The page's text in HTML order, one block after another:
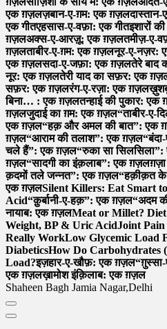
एक ग़ज़लज़बान-ए-ग़म: एक ग़ज़ल
एक गीतएहसास-ए-वफ़ा: एक गीतइशारों
ग़ज़लअक्स-ए-आरज़ू: एक ग़ज़लतमीज़-ए-
ग़ज़लताबीर-ए-ग़म: एक ग़ज़लनूर-ए-नज़र:
एक ग़ज़लसदा-ए-जफ़ा: एक ग़ज़लतेरे बाद
नूर: एक ग़ज़लतेरी याद का सफ़र: एक
सफ़र: एक ग़ज़लरंग-ए-रज़ा: एक ग़ज़ल
बिना… : एक ग़ज़लतन्हाई की पुकार: एक
ग़ज़लजुदाई का ग़म: एक ग़ज़ल“ताबीर-ए-
एक ग़ज़ल“हक़ और अमल की बात”: एक
ग़ज़ल“आराम की तलाश”: एक ग़ज़ल
चले हैं”: एक ग़ज़ल“रुका सा
ग़ज़ल“सादगी का इंक़लाब”: एक ग़ज़ल
क़दमों तले जन्नत”: एक ग़ज़ल“हक़ीक़त
एक ग़ज़लSilent Killers: Eat Smart
Acid“क़ुर्बानी-ए-हक़”: एक ग़ज़ल“अदम
नायाब: एक ग़ज़लMeat or Millet?
Weight, BP & Uric AcidJoint Pain
Really WorkLow Glycemic Load
DiabeticsHow Do Carbohydrates
Load?इज़हार-ए-खौफ़: एक ग़ज़ल
एक ग़ज़लख़ामोश इंक़िलाब: एक ग़ज़ल
Shaheen Bagh Jamia Nagar,Delhi